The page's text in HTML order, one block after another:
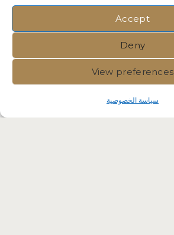
Accept
Deny
View preferences
سياسة الخصوصية